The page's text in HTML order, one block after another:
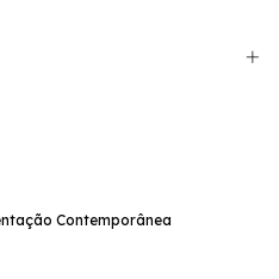
Contemporânea